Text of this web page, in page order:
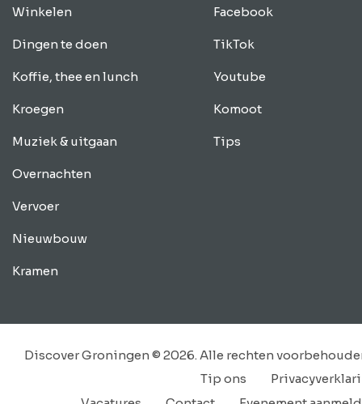
Winkelen
Dingen te doen
Koffie, thee en lunch
Kroegen
Muziek & uitgaan
Overnachten
Vervoer
Nieuwbouw
Kramen
Facebook
TikTok
Youtube
Komoot
Tips
Discover Groningen © 2026. Alle rechten
Tip ons